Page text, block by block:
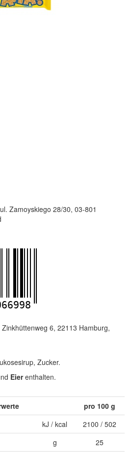
Zamoyskiego 28/30, 03-801
6, 22113 Hamburg,
Zucker.
Eierenthalten.
pro 100 g
kJ / kcal
2100 / 502
g
25